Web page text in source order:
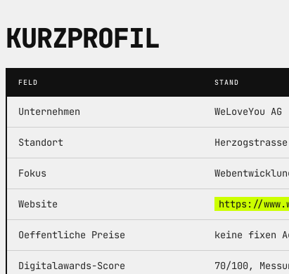
KURZPROFIL
FELD STAND
Unternehmen WeLoveYou AG
Standort
Fokus
Website https://
Oeffentliche Preise keine fixen
Digitalawards-Score 70/100,